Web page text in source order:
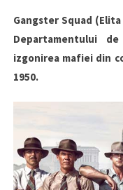
Gangster Squad
Departamentului
izgonirea mafiei din
1950.